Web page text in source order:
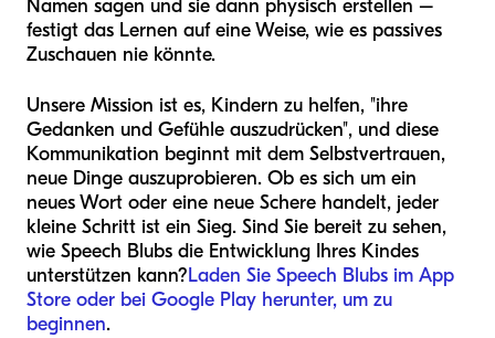
Namen sagen und sie dann physisch erstellen –
festigt das Lernen auf eine Weise, wie es passives
Zuschauen nie könnte.
Unsere Mission ist es, Kindern zu helfen, "ihre
Gedanken und Gefühle auszudrücken", und diese
Kommunikation beginnt mit dem Selbstvertrauen,
neue Dinge auszuprobieren. Ob es sich um ein
neues Wort oder eine neue Schere handelt, jeder
kleine Schritt ist ein Sieg. Sind Sie bereit zu sehen,
wie Speech Blubs die Entwicklung Ihres Kindes
unterstützen kann?Laden Sie Speech Blubs im App
Store oder bei Google Play herunter, um zu
beginnen.